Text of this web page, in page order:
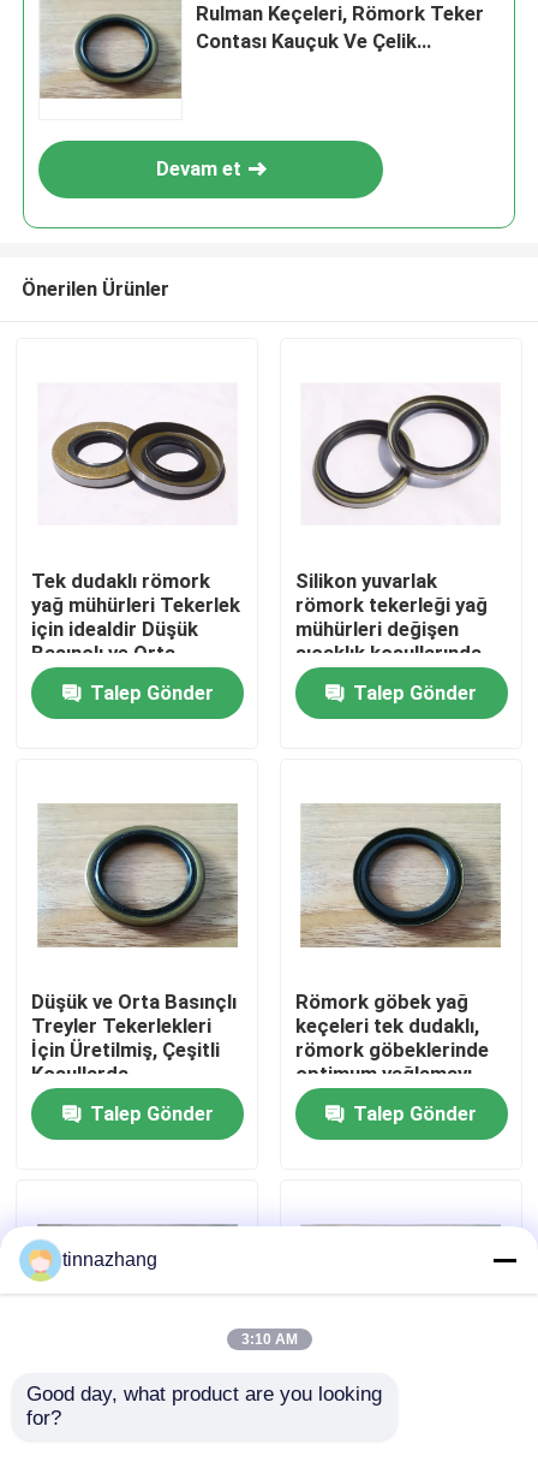
Ürün:% s
Hakkımızda
Fabrika turu
Kalite kontrol
Bizimle iletişime geçin
Bir teklif isteği
Kauçuk yağ keçesi
Rulman Keçeleri, Römork Teker
Contası Kauçuk Ve Çelik
Devam et
Önerilen Ürünler
Tek dudaklı römork
yağ mühürleri Tekerlek
için idealdir Düşük
Basınçlı ve Orta
Basınçlı Uygulamalar
Dayanıklı ve Uzun
Süren Çözüm
Talep Gönder
Silikon yuvarlak
römork tekerleği yağ
mühürleri değişen
sıcaklık koşullarında
tutarlı mühürleme
performansı sağlamak
için tasarlanmıştır
Talep Gönder
Düşük ve Orta Basınçlı
Treyler Tekerlekleri
İçin Üretilmiş, Çeşitli
Koşullarda
Sızdırmazlık Sağlayan
Dingil Yağ Keçeleri
Talep Gönder
Römork göbek yağ
keçeleri tek dudaklı,
römork göbeklerinde
optimum yağlamayı
sürdürmek ve kir
girişini önlemek için
tasarlanmıştır
Talep Gönder
Düşük Basınçlı Orta
tinnazhang
3:10 AM
Good day, what product are you looking
for?